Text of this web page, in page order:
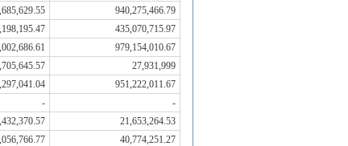
940,275,466.79
435,070,715.97
979,154,010.67
27,931,999
951,222,011.67
-
-
21,653,264.53
40,774,251.27